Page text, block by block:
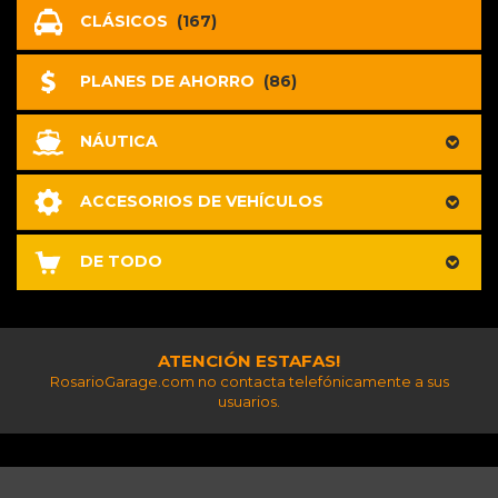
CLÁSICOS (167)
PLANES DE AHORRO (86)
NÁUTICA
ACCESORIOS DE VEHÍCULOS
DE TODO
ATENCIÓN ESTAFAS!
RosarioGarage.com no contacta telefónicamente a sus
usuarios.